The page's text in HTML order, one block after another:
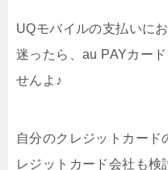
UQモバイルの支払いに
迷ったら、au PAYカー
せんよ♪
自分のクレジットカード
レジットカード会社も検